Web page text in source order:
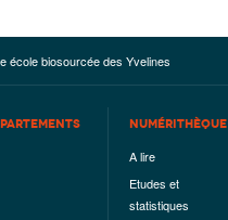
école biosourcée des Yvelines
NUMÉRITHÈQUE
A lire
Etudes et
statistiques